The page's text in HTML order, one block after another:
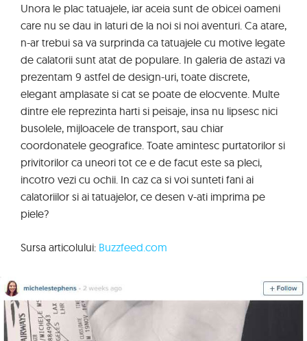
Unora le plac tatuajele, iar aceia sunt de obicei oameni
care nu se dau in laturi de la noi si noi aventuri. Ca atare,
n-ar trebui sa va surprinda ca tatuajele cu motive legate
de calatorii sunt atat de populare. In galeria de astazi va
prezentam 9 astfel de design-uri, toate discrete,
elegant amplasate si cat se poate de elocvente. Multe
dintre ele reprezinta harti si peisaje, insa nu lipsesc nici
busolele, mijloacele de transport, sau chiar
coordonatele geografice. Toate amintesc purtatorilor si
privitorilor ca uneori tot ce e de facut este sa pleci,
incotro vezi cu ochii. In caz ca si voi sunteti fani ai
calatoriilor si ai tatuajelor, ce desen v-ati imprima pe
piele?
Sursa articolului: Buzzfeed.com